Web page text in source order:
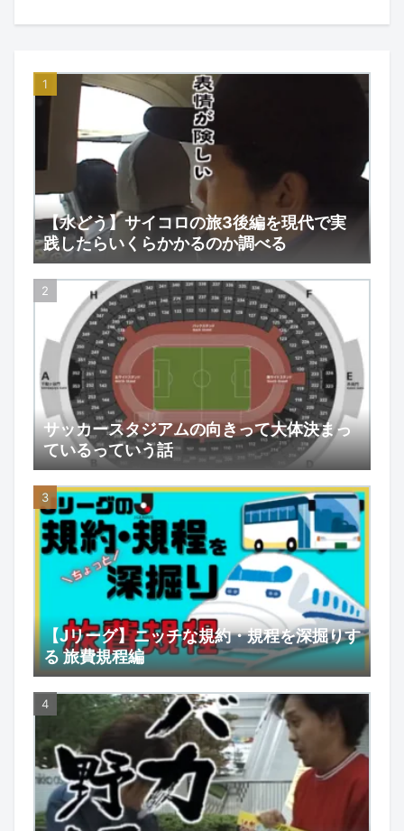
【水どう】サイコロの旅3後編を現代で実
践したらいくらかかるのか調べる
サッカースタジアムの向きって大体決まっ
ているっていう話
【Jリーグ】ニッチな規約・規程を深掘りす
る 旅費規程編